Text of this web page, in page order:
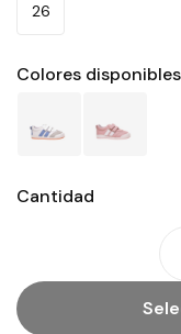
26
Colores disponibles
Cantidad